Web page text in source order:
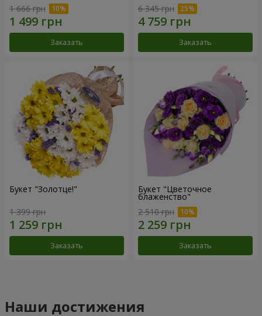
1 666 грн
Заказать
6 345 грн
Заказать
Букет "Золотце!"
1 399 грн
Заказать
Букет "Цветочное
блаженство"
2 510 грн
Заказать
Наши достижения